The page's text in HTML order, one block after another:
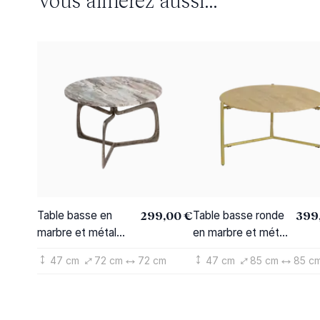
Table basse en
marbre et métal
299,00 €
47 cm 72 cm 72 cm
Table basse ronde
en marbre et métal
47 cm 85 cm 85